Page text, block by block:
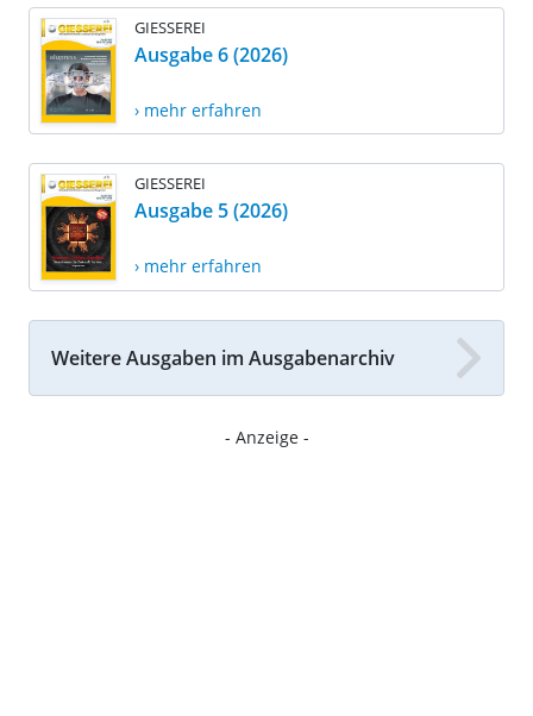
GIESSEREI
Ausgabe 6 (2026)
› mehr erfahren
GIESSEREI
Ausgabe 5 (2026)
› mehr erfahren
Weitere Ausgaben im Ausgabenarchiv
- Anzeige -